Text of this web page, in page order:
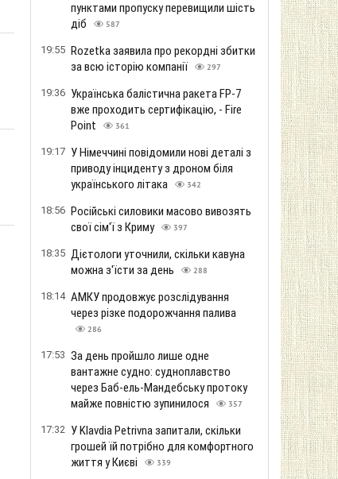
пунктами пропуску перевищили шість
діб
587
19:55 Rozetka заявила про рекордні збитки
за всю історію компанії
297
19:36 Українська балістична ракета FP-7
вже проходить сертифікацію, - Fire
Point
361
19:17 У Німеччині повідомили нові деталі з
приводу інциденту з дроном біля
українського літака
342
18:56 Російські силовики масово вивозять
свої сім'ї з Криму
397
18:35 Дієтологи уточнили, скільки кавуна
можна з'їсти за день
288
18:14 АМКУ продовжує розслідування
через різке подорожчання палива
286
17:53 За день пройшло лише одне
вантажне судно: судноплавство
через Баб-ель-Мандебську протоку
майже повністю зупинилося
357
17:32 У Klavdia Petrivna запитали, скільки
грошей їй потрібно для комфортного
життя у Києві
339